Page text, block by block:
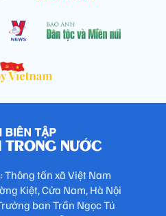
tấn xã Việt Nam
Kiệt, Cửa Nam, Hà Nội
ban Trần Ngọc Tú